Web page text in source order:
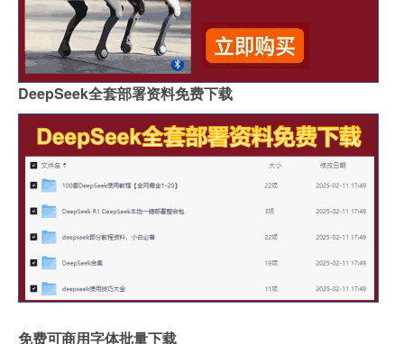
DeepSeek全套部署资料免费下载
免费可商用字体批量下载